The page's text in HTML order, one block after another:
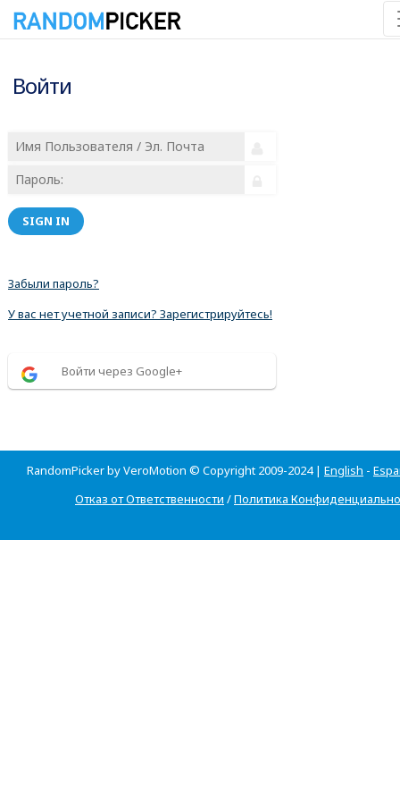
Войти
SIGN IN
Забыли пароль?
У вас нет учетной записи? Зарегистрируйтесь!
Войти через Google+
RandomPicker by VeroMotion © Copyright 2009-2024 | English -
Отказ от Ответственности /Политика